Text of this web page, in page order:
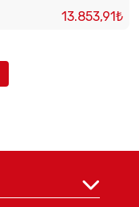
13.853,91₺